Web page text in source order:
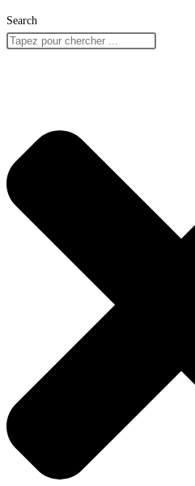
Search